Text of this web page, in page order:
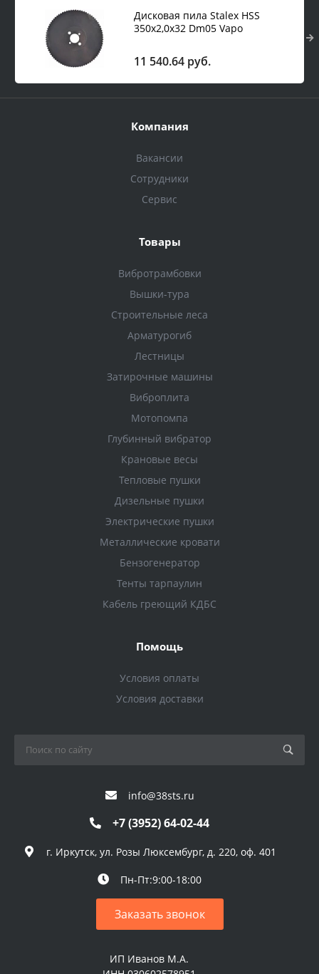
Дисковая пила Stalex HSS
350х2,0х32 Dm05 Vapo
стали; S=1-2мм; Емакс=80мм
11 540.64 руб.
Компания
Вакансии
Сотрудники
Сервис
Товары
Вибротрамбовки
Вышки-тура
Строительные леса
Арматурогиб
Лестницы
Затирочные машины
Виброплита
Мотопомпа
Глубинный вибратор
Крановые весы
Тепловые пушки
Дизельные пушки
Электрические пушки
Металлические кровати
Бензогенератор
Тенты тарпаулин
Кабель греющий КДБС
Помощь
Условия оплаты
Условия доставки
info@38sts.ru
+7 (3952) 64-02-44
г. Иркутск, ул. Розы Люксембург, д. 220, оф. 401
Пн-Пт:9:00-18:00
Заказать звонок
ИП Иванов М.А.